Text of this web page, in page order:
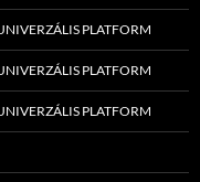
PLATFORM
PLATFORM
PLATFORM